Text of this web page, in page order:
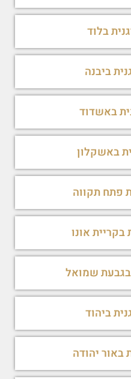
בלוד
ביבנה
באשדוד
באשקלון
פתח תקווה
אונו
שמואל
ביהוד
באור יהודה